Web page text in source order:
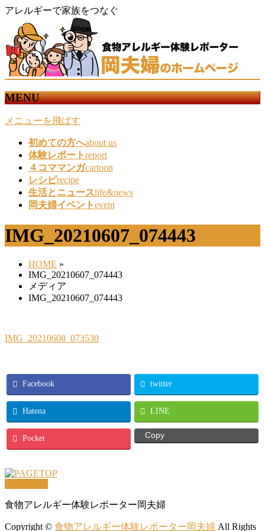
アレルギーで家族をつなぐ
MENU
メニューを飛ばす
初めての方へabout us
体験レポートreport
４コママンガcartoon
レシピrecipe
生活とニュースlife&news
岡夫婦イベントevent
IMG_20210607_074443
HOME »
IMG_20210607_074443
メディア
IMG_20210607_074443
IMG_20210608_073530
Facebook twitter
Hatena LINE
Pocket Copy
食物アレルギー体験レポーター岡夫婦
Copyright © 食物アレルギー体験レポーター岡夫婦 All Rights